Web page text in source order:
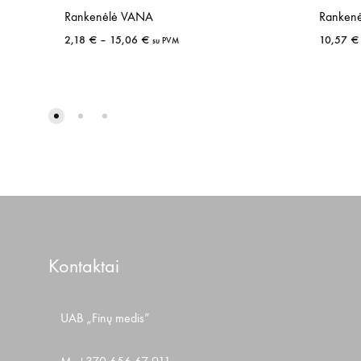
Rankenėlė VANA
2,18 € – 15,06 €Price
su PVM 10,57 €
Kontaktai
UAB „Finų medis”